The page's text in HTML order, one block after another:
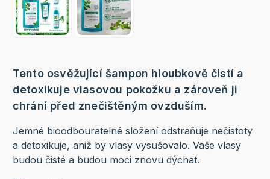
Tento osvěžující šampon hloubkově čistí a
detoxikuje vlasovou pokožku a zároveň ji
chrání před znečištěným ovzduším.
Jemné bioodbouratelné složení odstraňuje nečistoty
a detoxikuje, aniž by vlasy vysušovalo. Vaše vlasy
budou čisté a budou moci znovu dýchat.